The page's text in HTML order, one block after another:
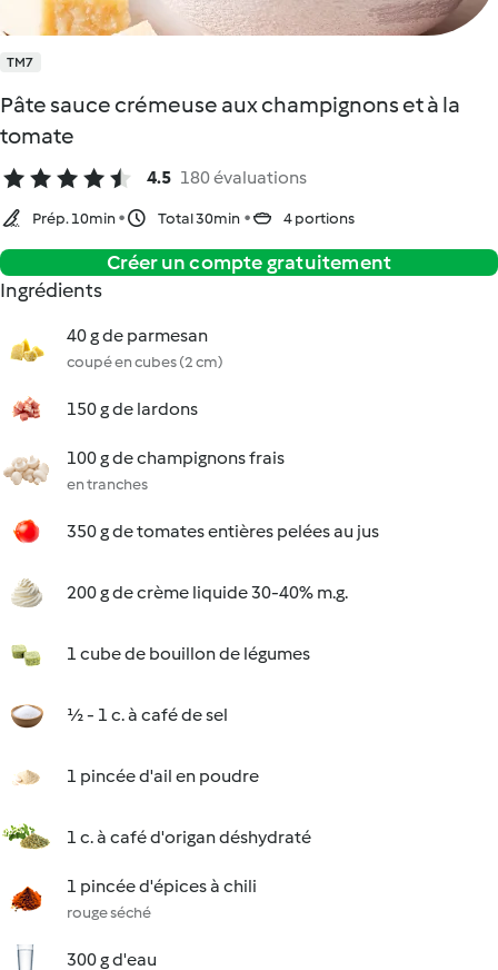
TM7
Pâte sauce crémeuse aux champignons et à la
tomate
4.5 180 évaluations
Prép. 10min Total 30min 4 portions
Créer un compte gratuitement
Ingrédients
40 g de parmesan
coupé en cubes (2 cm)
150 g de lardons
100 g de champignons frais
en tranches
350 g de tomates entières pelées au jus
200 g de crème liquide 30-40% m.g.
1 cube de bouillon de légumes
½ - 1 c. à café de sel
1 pincée d'ail en poudre
1 c. à café d'origan déshydraté
1 pincée d'épices à chili
rouge séché
300 g d'eau